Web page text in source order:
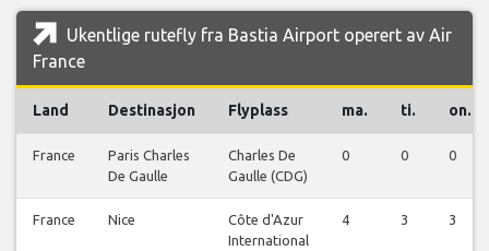
Ukentlige rutefly fra Bastia Airport operert av Air
France
Land Destinasjon Flyplass ma. ti. on.
France
Paris Charles
De Gaulle
Charles De
Gaulle (CDG)
0 0 0
France Nice
Côte d'Azur
International
4 3 3